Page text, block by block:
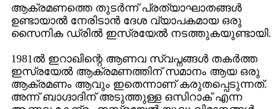
ആക്രമണത്തെ തുടര്‍ന്ന് പ്രത്യാഘാതങ്ങള്‍
ഉണ്ടായാല്‍ നേരിടാന്‍ ദേശ വ്യാപകമായ ഒരു
സൈനിക ഡ്രില്‍ ഇസ്രയേല്‍ നടത്തുകയുണ്ടായി.
1981ല്‍ ഇറാഖിന്റെ ആണവ സ്വപ്നങ്ങള്‍ തകര്‍ത്ത
ഇസ്രയേല്‍ ആക്രമണത്തിന് സമാനം ആയ ഒരു
ആക്രമണം ആവും ഇതെന്നാണ് കരുതപ്പെടുന്നത്.
അന്ന് ബാഗ്ദാദിന് അടുത്തുള്ള ഒസിറാക് എന്ന